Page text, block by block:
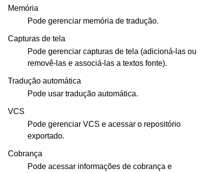
Memória
Pode gerenciar memória de tradução.
Capturas de tela
Pode gerenciar capturas de tela (adicioná-las ou
removê-las e associá-las a textos fonte).
Tradução automática
Pode usar tradução automática.
VCS
Pode gerenciar VCS e acessar o repositório
exportado.
Cobrança
Pode acessar informações de cobrança e